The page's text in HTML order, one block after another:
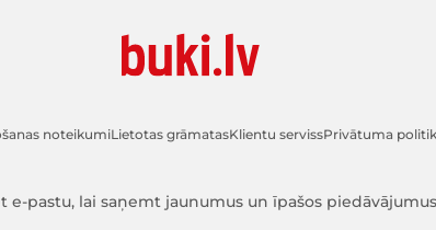
noteikumiLietotas grāmatasKlientu servissPrivātuma
e-pastu, lai saņemt jaunumus un īpašos piedāvājumus